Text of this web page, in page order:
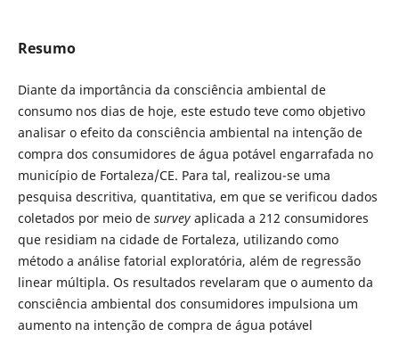
Resumo
Diante da importância da consciência ambiental de
consumo nos dias de hoje, este estudo teve como objetivo
analisar o efeito da consciência ambiental na intenção de
compra dos consumidores de água potável engarrafada no
município de Fortaleza/CE. Para tal, realizou-se uma
pesquisa descritiva, quantitativa, em que se verificou dados
coletados por meio de surveyaplicada a 212 consumidores
que residiam na cidade de Fortaleza, utilizando como
método a análise fatorial exploratória, além de regressão
linear múltipla. Os resultados revelaram que o aumento da
consciência ambiental dos consumidores impulsiona um
aumento na intenção de compra de água potável